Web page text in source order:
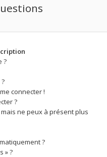
?
connecter !
?
ne peux à présent plus
?
» ?